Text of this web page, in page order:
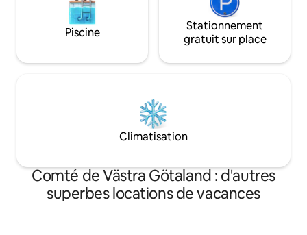
Piscine
Stationnement
gratuit sur place
Climatisation
Comté de Västra Götaland : d'autres
superbes locations de vacances